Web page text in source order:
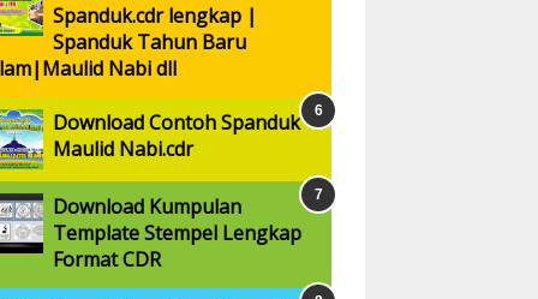
Spanduk.cdr lengkap |
Spanduk Tahun Baru
Nabi dll
Download Contoh Spanduk
Maulid Nabi.cdr
Download Kumpulan
Template Stempel Lengkap
Format CDR